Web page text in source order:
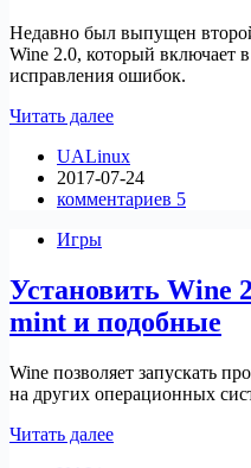
Недавно был выпущен
Wine 2.0, который включает
исправления ошибок.
Читать далееУстановить
stable
2.0.2
в
подобные
UALinux
2017-07-24
комментариев 5
Игры
Установить Wine
mint и подобные
Wine позволяет запускать
на других операционных
Читать далееУстановить